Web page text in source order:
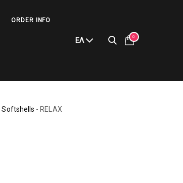
ORDER INFO
ΕΛ 0
Softshells - RELAX